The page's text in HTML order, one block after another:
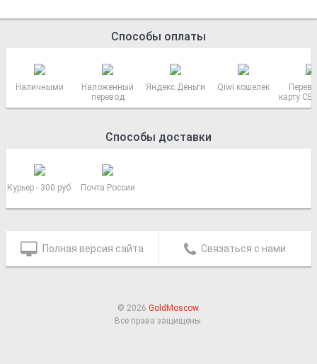
Способы оплаты
Наличными
Наложенный
перевод
Яндекс.Деньги Qiwi кошелек
карту
Способы доставки
Курьер - 300 руб. Почта России
Полная версия сайта Связаться с нами
© 2026 GoldMoscow.
Все права защищены.